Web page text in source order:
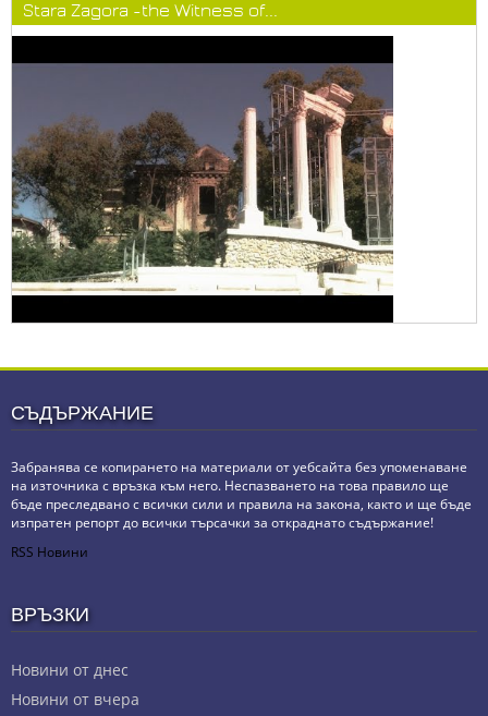
Stara Zagora -the Witness of...
СЪДЪРЖАНИЕ
Забранява се копирането на материали от уебсайта без упоменаване
на източника с връзка към него. Неспазването на това правило ще
бъде преследвано с всички сили и правила на закона, както и ще бъде
изпратен репорт до всички търсачки за откраднато съдържание!
RSS Новини
ВРЪЗКИ
Новини от днес
Новини от вчера